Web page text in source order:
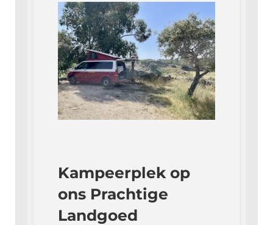
Kampeerplek op
ons Prachtige
Landgoed